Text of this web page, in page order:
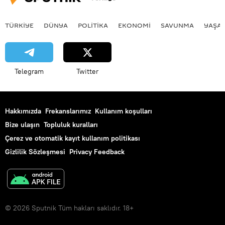
Ekonomi
ABD
NATO
Rusya
Milliyetçi
El Nusra Cephesi
Hitler
İkinci Dünya Savaşı
TÜRKIYE DÜNYA POLİTİKA EKONOMİ SAVUNMA
Telegram Twitter
Hakkımızda Frekanslarımız Kullanım koşulları
Bize ulaşın Topluluk kuralları
Çerez ve otomatik kayıt kullanım politikası
Gizlilik Sözleşmesi Privacy Feedback
© 2026 Sputnik Tüm hakları saklıdır. 18+